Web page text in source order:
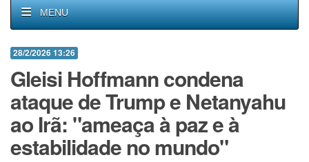
MENU
28/2/2026 13:26
Gleisi Hoffmann condena
ataque de Trump e Netanyahu
ao Irã: "ameaça à paz e à
estabilidade no mundo"